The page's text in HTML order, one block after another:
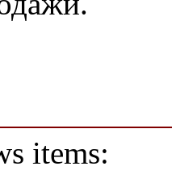
items: